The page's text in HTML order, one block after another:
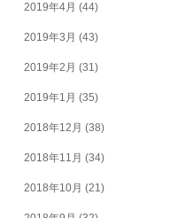
2019年4月 (44)
2019年3月 (43)
2019年2月 (31)
2019年1月 (35)
2018年12月 (38)
2018年11月 (34)
2018年10月 (21)